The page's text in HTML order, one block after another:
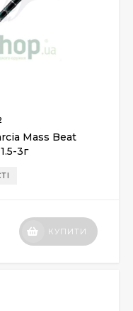
Mass Beat
3г
КУПИТИ